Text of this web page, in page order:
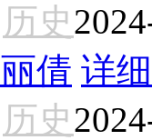
历史
倩 详细
历史